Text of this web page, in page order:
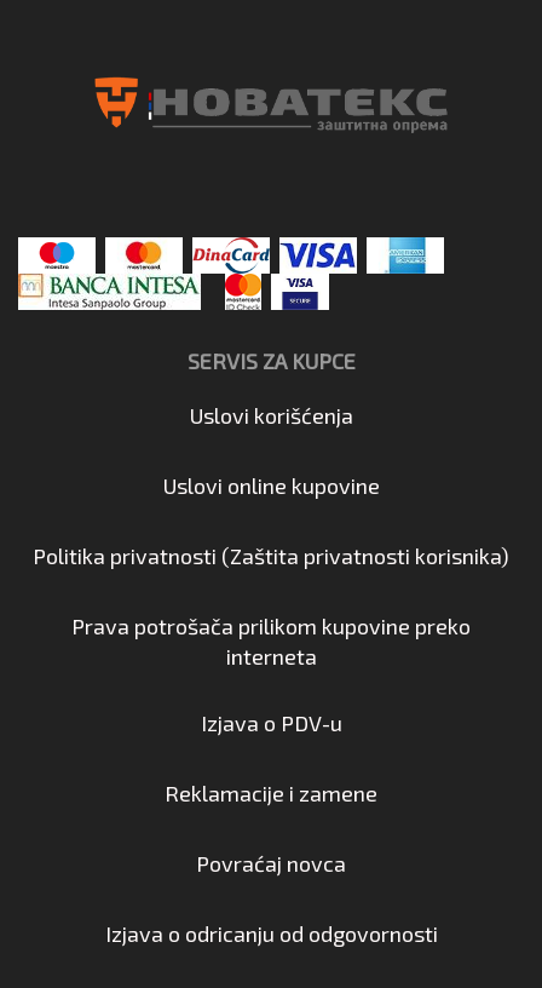
SERVIS ZA KUPCE
Uslovi korišćenja
Uslovi online kupovine
Politika privatnosti (Zaštita privatnosti korisnika)
Prava potrošača prilikom kupovine preko
interneta
Izjava o PDV-u
Reklamacije i zamene
Povraćaj novca
Izjava o odricanju od odgovornosti